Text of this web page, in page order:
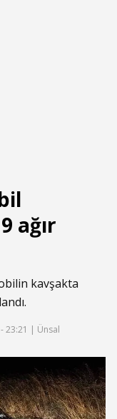
ağır
kavşakta
23:21 | Ünsal